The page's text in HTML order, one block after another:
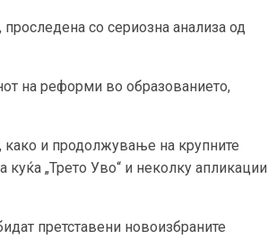
со сериозна анализа од
на реформи во образованието,
како и продолжување на крупните
куќа „Трето Уво“ и неколку апликации
претставени новоизбраните